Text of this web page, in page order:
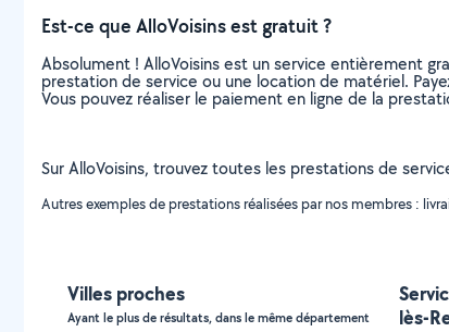
Est-ce que AlloVoisins est gratuit ?
Absolument ! AlloVoisins est un service entièrement
prestation de service ou une location de matériel.
Vous pouvez réaliser le paiement en ligne de la
Sur AlloVoisins, trouvez toutes les prestations de
Autres exemples de prestations réalisées par nos membres :
Villes proches
Ayant le plus de résultats, dans le même département
lès-